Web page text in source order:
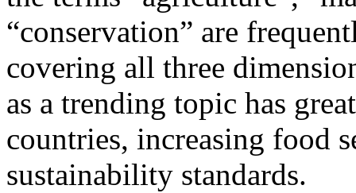
“conservation” are
covering all three
as a trending topic has
countries, increasing food
sustainability standards.